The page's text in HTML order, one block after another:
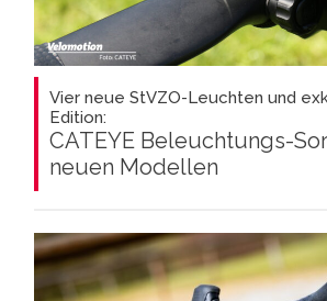
Vier neue StVZO-Leuchten und
Edition:
CATEYE Beleuchtungs-
neuen Modellen